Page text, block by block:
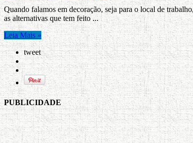
Quando falamos em decoração, seja para o local de
as alternativas que tem feito ...
Leia Mais »
tweet
PUBLICIDADE